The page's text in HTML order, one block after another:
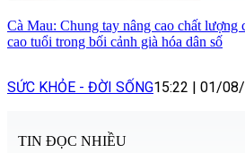
Cà Mau: Chung tay nâng cao chất lượng
cao tuổi trong bối cảnh già hóa dân số
SỨC KHỎE - ĐỜI SỐNG15:22 | 01/
TIN ĐỌC NHIỀU